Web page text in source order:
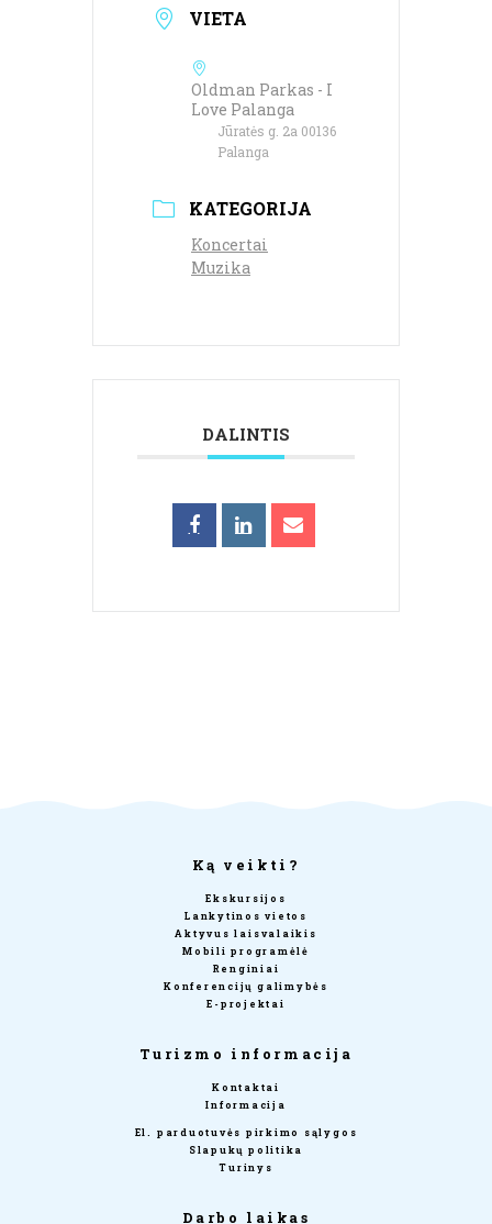
VIETA
Oldman Parkas - I
Love Palanga
Jūratės g. 2a 00136
Palanga
KATEGORIJA
Koncertai
Muzika
DALINTIS
Ką veikti?
Ekskursijos
Lankytinos vietos
Aktyvus laisvalaikis
Mobili programėlė
Renginiai
Konferencijų galimybės
E-projektai
Turizmo informacija
Kontaktai
Informacija
El. parduotuvės pirkimo sąlygos
Slapukų politika
Turinys
Darbo laikas